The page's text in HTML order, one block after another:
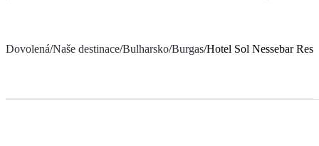
Dovolená/Naše destinace/Bulharsko/Burgas/Hotel Sol Nessebar